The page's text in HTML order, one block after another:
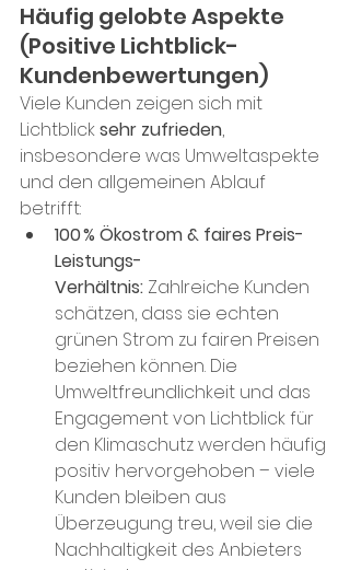
Häufig gelobte Aspekte
(Positive Lichtblick-
Kundenbewertungen)
Viele Kunden zeigen sich mit
Lichtblick sehr zufrieden,
insbesondere was Umweltaspekte
und den allgemeinen Ablauf
betrifft:
100 % Ökostrom & faires Preis-
Leistungs-
Verhältnis: Zahlreiche Kunden
schätzen, dass sie echten
grünen Strom zu fairen Preisen
beziehen können​. Die
Umweltfreundlichkeit und das
Engagement von Lichtblick für
den Klimaschutz werden häufig
positiv hervorgehoben – viele
Kunden bleiben aus
Überzeugung treu, weil sie die
Nachhaltigkeit des Anbieters